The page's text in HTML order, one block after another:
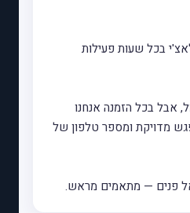
בכל שעות פעילות
אבל בכל הזמנה אנחנו
מדויקת ומספר טלפון של
פנים — מתאמים מראש.